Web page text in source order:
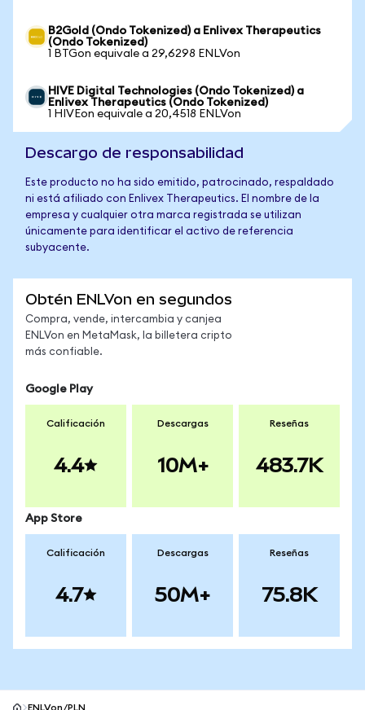
B2Gold (Ondo Tokenized) a Enlivex Therapeutics
(Ondo Tokenized)
1 BTGon equivale a 29,6298 ENLVon
HIVE Digital Technologies (Ondo Tokenized) a
Enlivex Therapeutics (Ondo Tokenized)
1 HIVEon equivale a 20,4518 ENLVon
Descargo de responsabilidad
Este producto no ha sido emitido, patrocinado, respaldado
ni está afiliado con Enlivex Therapeutics. El nombre de la
empresa y cualquier otra marca registrada se utilizan
únicamente para identificar el activo de referencia
subyacente.
Obtén ENLVon en segundos
Compra, vende, intercambia y canjea
ENLVon en MetaMask, la billetera cripto
más confiable.
Google Play
Calificación
4.4
Descargas
10M+
Reseñas
483.7K
App Store
Calificación
4.7
Descargas
50M+
Reseñas
75.8K
ENLVon/PLN